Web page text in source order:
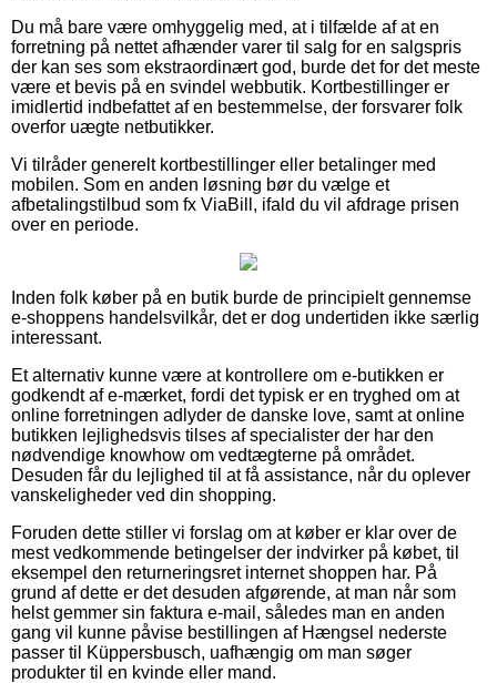
Du må bare være omhyggelig med, at i tilfælde af at en
forretning på nettet afhænder varer til salg for en salgspris
der kan ses som ekstraordinært god, burde det for det meste
være et bevis på en svindel webbutik. Kortbestillinger er
imidlertid indbefattet af en bestemmelse, der forsvarer folk
overfor uægte netbutikker.
Vi tilråder generelt kortbestillinger eller betalinger med
mobilen. Som en anden løsning bør du vælge et
afbetalingstilbud som fx ViaBill, ifald du vil afdrage prisen
over en periode.
Inden folk køber på en butik burde de principielt gennemse
e-shoppens handelsvilkår, det er dog undertiden ikke særlig
interessant.
Et alternativ kunne være at kontrollere om e-butikken er
godkendt af e-mærket, fordi det typisk er en tryghed om at
online forretningen adlyder de danske love, samt at online
butikken lejlighedsvis tilses af specialister der har den
nødvendige knowhow om vedtægterne på området.
Desuden får du lejlighed til at få assistance, når du oplever
vanskeligheder ved din shopping.
Foruden dette stiller vi forslag om at køber er klar over de
mest vedkommende betingelser der indvirker på købet, til
eksempel den returneringsret internet shoppen har. På
grund af dette er det desuden afgørende, at man når som
helst gemmer sin faktura e-mail, således man en anden
gang vil kunne påvise bestillingen af Hængsel nederste
passer til Küppersbusch, uafhængig om man søger
produkter til en kvinde eller mand.